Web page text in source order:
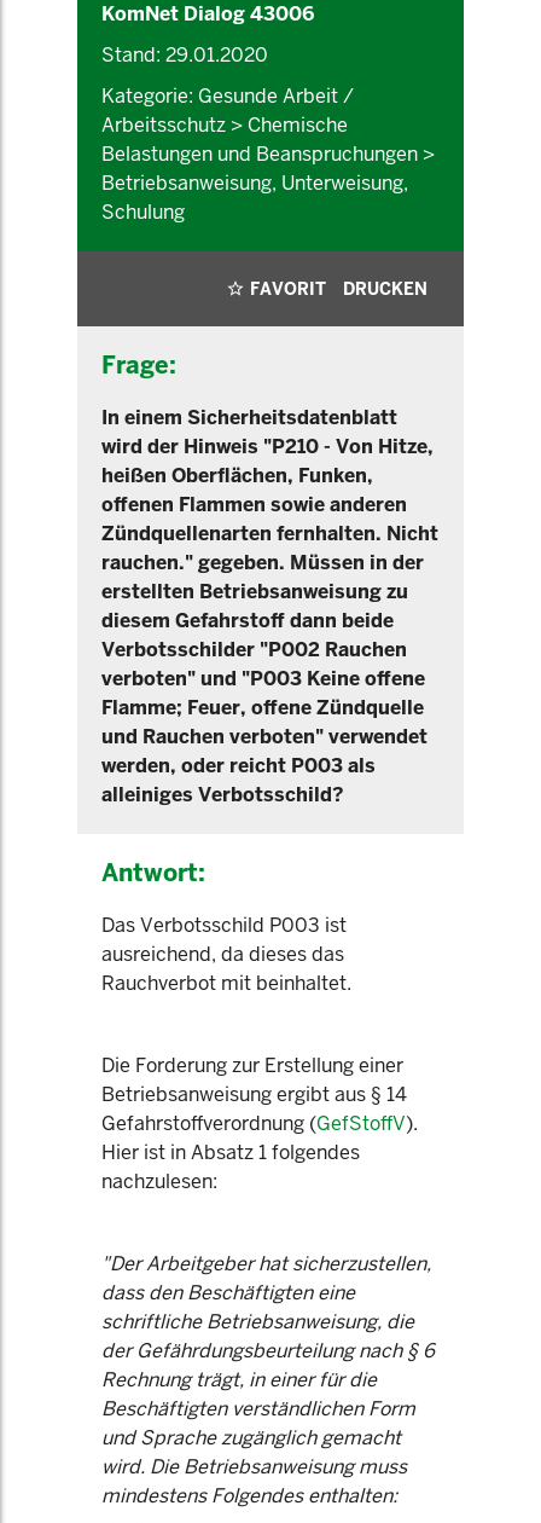
KomNet Dialog 43006
Stand: 29.01.2020
Kategorie: Gesunde Arbeit /
Arbeitsschutz > Chemische
Belastungen und Beanspruchungen >
Betriebsanweisung, Unterweisung,
Schulung
FAVORIT DRUCKEN
Frage:
In einem Sicherheitsdatenblatt
wird der Hinweis "P210 - Von Hitze,
heißen Oberflächen, Funken,
offenen Flammen sowie anderen
Zündquellenarten fernhalten. Nicht
rauchen." gegeben. Müssen in der
erstellten Betriebsanweisung zu
diesem Gefahrstoff dann beide
Verbotsschilder "P002 Rauchen
verboten" und "P003 Keine offene
Flamme; Feuer, offene Zündquelle
und Rauchen verboten" verwendet
werden, oder reicht P003 als
alleiniges Verbotsschild?
Antwort:
Das Verbotsschild P003 ist
ausreichend, da dieses das
Rauchverbot mit beinhaltet.
Die Forderung zur Erstellung einer
Betriebsanweisung ergibt aus § 14
Gefahrstoffverordnung (GefStoffV).
Hier ist in Absatz 1 folgendes
nachzulesen:
"Der Arbeitgeber hat sicherzustellen,
dass den Beschäftigten eine
schriftliche Betriebsanweisung, die
der Gefährdungsbeurteilung nach § 6
Rechnung trägt, in einer für die
Beschäftigten verständlichen Form
und Sprache zugänglich gemacht
wird. Die Betriebsanweisung muss
mindestens Folgendes enthalten: